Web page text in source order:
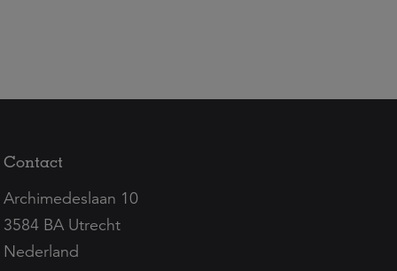
Contact
Archimedeslaan 10
3584 BA Utrecht
Nederland